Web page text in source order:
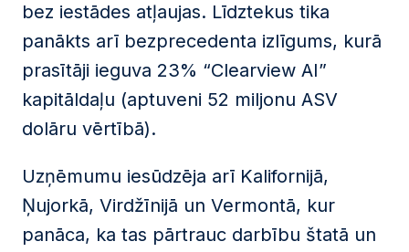
bez iestādes atļaujas. Līdztekus tika
panākts arī bezprecedenta izlīgums, kurā
prasītāji ieguva 23% “Clearview AI”
kapitāldaļu (aptuveni 52 miljonu ASV
dolāru vērtībā).
Uzņēmumu iesūdzēja arī Kalifornijā,
Ņujorkā, Virdžīnijā un Vermontā, kur
panāca, ka tas pārtrauc darbību štatā un